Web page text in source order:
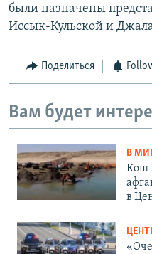
были назначены
Иссык-Кульской и
Поделиться
Вам будет
В
Кош-
в